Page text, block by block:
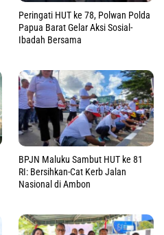
Peringati HUT ke 78, Polwan Polda
Papua Barat Gelar Aksi Sosial-
Ibadah Bersama
BPJN Maluku Sambut HUT ke 81
RI: Bersihkan-Cat Kerb Jalan
Nasional di Ambon